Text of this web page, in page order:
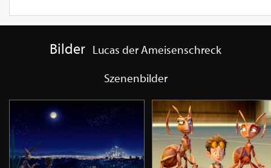
Bilder Lucas der Ameisenschreck
Szenenbilder